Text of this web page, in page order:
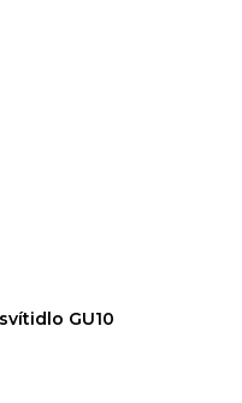
GU10